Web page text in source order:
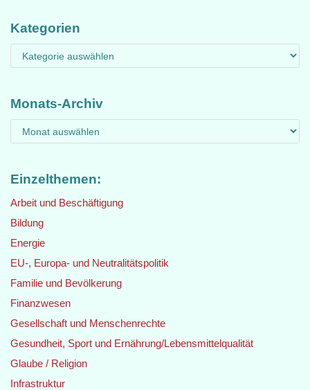
Kategorien
Monats-Archiv
Einzelthemen:
Arbeit und Beschäftigung
Bildung
Energie
EU-, Europa- und Neutralitätspolitik
Familie und Bevölkerung
Finanzwesen
Gesellschaft und Menschenrechte
Gesundheit, Sport und Ernährung/Lebensmittelqualität
Glaube / Religion
Infrastruktur